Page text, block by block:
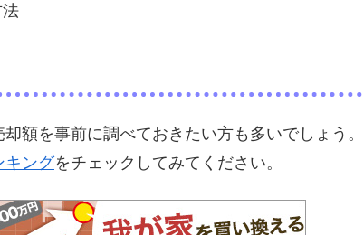
額を事前に調べておきたい方も多いでしょう。
キングをチェックしてみてください。